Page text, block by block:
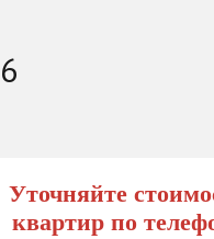
Уточняйте
квартир по